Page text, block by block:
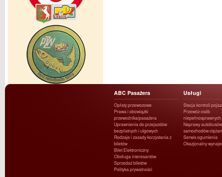
ABC Pasażera
Opłaty przewozowe
Prawa i obowiązki
przewoźnika/pasażera
Uprawnienia do przejazdów
bezpłatnych i ulgowych
Rodzaje i zasady korzystania z
biletów
Bilet Elektroniczny
Obsługa interesantów
Sprzedaż biletów
Polityka prywatności
Usługi
Stacja kontroli
Przewóz osób
niepełnosprawnych
Naprawy
samochodów
Serwis ogumienia
Okazjonalny